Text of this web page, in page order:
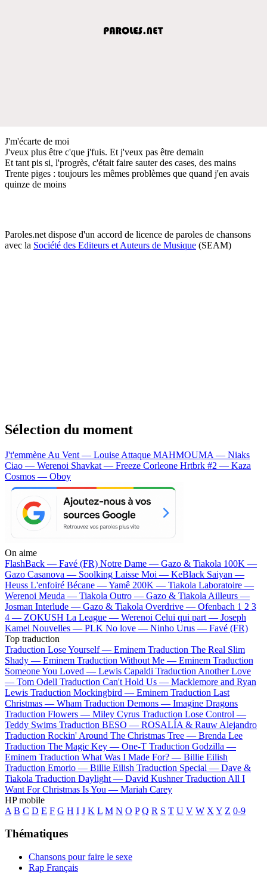
J'm'écarte de moi
J'veux plus être c'que j'fuis. Et j'veux pas être demain
Et tant pis si, l'progrès, c'était faire sauter des cases, des mains
Trente piges : toujours les mêmes problèmes que quand j'en avais
quinze de moins
Paroles.net dispose d'un accord de licence de paroles de chansons
avec la Société des Editeurs et Auteurs de Musique (SEAM)
Sélection du moment
J't'emmène Au Vent — Louise Attaque MAHMOUMA — Niaks
Ciao — Werenoi Shavkat — Freeze Corleone Hrtbrk #2 — Kaza
Cosmos — Oboy
On aime
FlashBack — Favé (FR) Notre Dame — Gazo & Tiakola 100K —
Gazo Casanova — Soolking Laisse Moi — KeBlack Saiyan —
Heuss L'enfoiré Bécane —Yamê 200K — Tiakola Laboratoire —
Werenoi Meuda — Tiakola Outro — Gazo & Tiakola Ailleurs —
Josman Interlude — Gazo & Tiakola Overdrive — Ofenbach 1 2 3
4 — ZOKUSH La League — Werenoi Celui qui part — Joseph
Kamel Nouvelles — PLK No love — Ninho Urus — Favé (FR)
Top traduction
Traduction Lose Yourself — Eminem Traduction The Real Slim
Shady — Eminem Traduction Without Me — Eminem Traduction
Someone You Loved — Lewis Capaldi Traduction Another Love
— Tom Odell Traduction Can't Hold Us — Macklemore and Ryan
Lewis Traduction Mockingbird — Eminem Traduction Last
Christmas — Wham Traduction Demons — Imagine Dragons
Traduction Flowers — Miley Cyrus Traduction Lose Control —
Teddy Swims Traduction BESO — ROSALÍA & Rauw Alejandro
Traduction Rockin' Around The Christmas Tree — Brenda Lee
Traduction The Magic Key — One-T Traduction Godzilla —
Eminem Traduction What Was I Made For? — Billie Eilish
Traduction Emorio — Billie Eilish Traduction Special — Dave &
Tiakola Traduction Daylight — David Kushner Traduction All I
Want For Christmas Is You — Mariah Carey
HP mobile
A B C D E F G H I J K L M N O P Q R S T U V W X Y Z 0-9
Thématiques
Chansons pour faire le sexe
Rap Français